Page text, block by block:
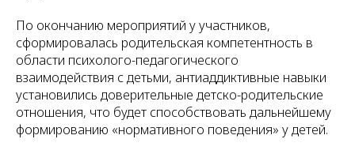
По окончанию мероприятий у участников,
сформировалась родительская компетентность в
области психолого-педагогического
взаимодействия с детьми, антиаддиктивные навыки
установились доверительные детско-родительские
отношения, что будет способствовать дальнейшему
формированию «нормативного поведения» у детей.